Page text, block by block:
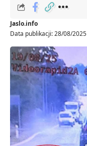
Data publikacji: 28/08/2025
Jaslo.info